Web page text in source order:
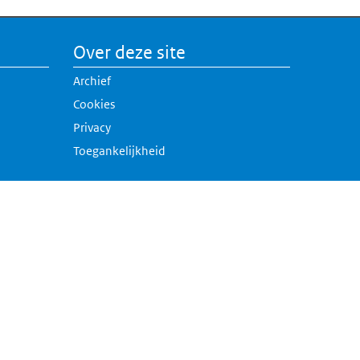
Over deze site
Archief
Cookies
Privacy
Toegankelijkheid